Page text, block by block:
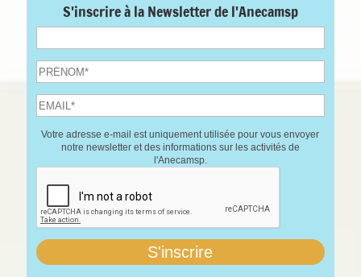
S'inscrire à la Newsletter de l'Anecamsp
Votre adresse e-mail est uniquement utilisée pour vous envoyer
notre newsletter et des informations sur les activités de
l'Anecamsp.